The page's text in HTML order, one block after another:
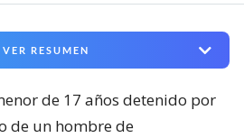
VER RESUMEN
de 17 años detenido por
de un hombre de